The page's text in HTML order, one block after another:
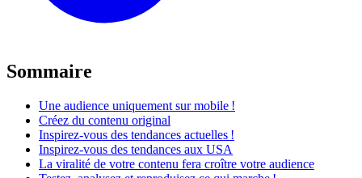
Sommaire
Une audience uniquement sur mobile !
Créez du contenu original
Inspirez-vous des tendances actuelles !
Inspirez-vous des tendances aux USA
La viralité de votre contenu fera croître votre audience